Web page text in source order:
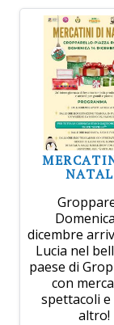
dicembre
Lucia nel
paese di
con
spettacoli
altro!